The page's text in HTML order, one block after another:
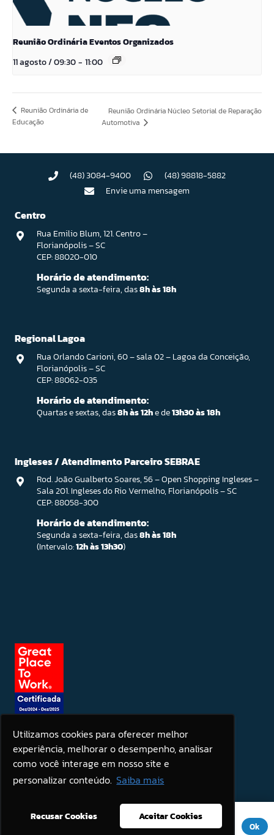
Utilizamos cookies para oferecer melhor
experiência, melhorar o desempenho, analisar
como você interage em nosso site e
personalizar conteúdo. Saiba mais
Recusar Cookies Aceitar Cookies
Reunião Ordinária Eventos Organizados
11 agosto / 09:30- 11:00
Reunião Ordinária de
Educação
Reunião Ordinária Núcleo Setorial de Reparação
Automotiva
(48) 3084-9400
(48) 98818-5882
Envie uma mensagem
Centro
Rua Emilio Blum, 121. Centro –
Florianópolis – SC
CEP: 88020-010
Horário de atendimento:
Segunda a sexta-feira, das8h às 18h
Regional Lagoa
Rua Orlando Carioni, 60 – sala 02 – Lagoa da Conceição,
Florianópolis – SC
CEP: 88062-035
Horário de atendimento:
Quartas e sextas, das8h às 12he de13h30 às 18h
Ingleses / Atendimento Parceiro SEBRAE
Rod. João Gualberto Soares, 56 – Open Shopping Ingleses –
Sala 201. Ingleses do Rio Vermelho, Florianópolis – SC
CEP: 88058-300
Horário de atendimento:
Segunda a sexta-feira, das8h às 18h
(Intervalo:12h às 13h30)
Seja um patrocinador
Este site usa cookies para melhorar sua experiência. Se você
continuar a usar este site, você concorda com ele.Aviso de
Ok